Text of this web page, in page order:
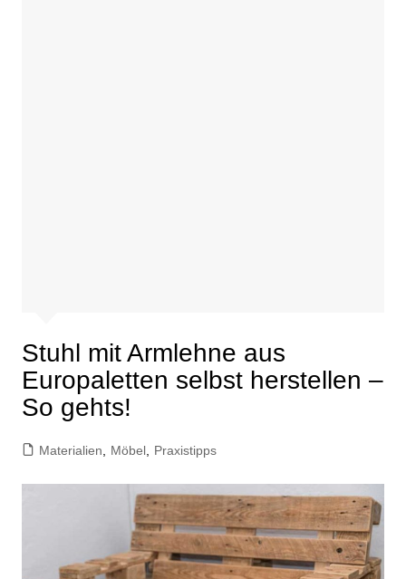
Stuhl mit Armlehne aus
Europaletten selbst herstellen –
So gehts!
Materialien Möbel, Praxistipps